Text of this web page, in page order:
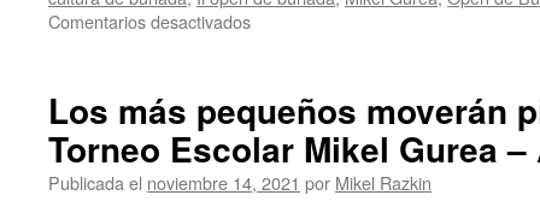
Comentarios desactivadosen
Ajedrez
sub2200
de
Burlada
Los más pequeños moverán
Torneo Escolar Mikel Gurea
Publicada el noviembre 14, 2021 por Mikel Razkin